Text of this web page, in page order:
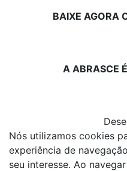
BAIXE AGORA
A ABRASCE
Nós utilizamos cookies
experiência de
seu interesse. Ao